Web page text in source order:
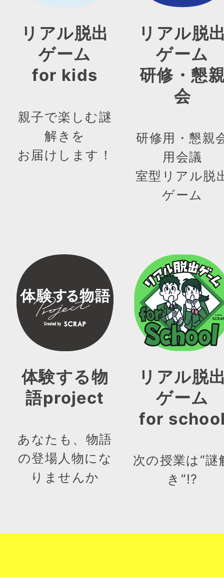
リアル脱出
ゲーム
for kids
親子で楽しむ謎
解きを
お届けします！
リアル脱
ゲーム
研修・懇
会
研修用・懇親
用会議
室型リアル脱
ゲーム
体験する物
語project
あなたも、物語
の登場人物にな
りませんか
リアル脱
ゲーム
for
次の授業は“謎
き”!?